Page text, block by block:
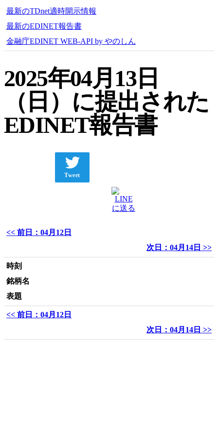
最新のTDnet適時開示情報
最新のEDINET報告書
金融庁EDINET WEB-API by やのしん
2025年04月13日
（日）に提出された
EDINET報告書
Tweet
<< 前日：04月12日
次日：04月14日 >>
時刻
銘柄名
表題
<< 前日：04月12日
次日：04月14日 >>